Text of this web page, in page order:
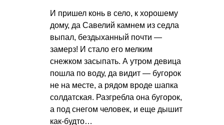
И пришел конь в село, к хорошему
дому, да Савелий камнем из седла
выпал, бездыханный почти —
замерз! И стало его мелким
снежком засыпать. А утром девица
пошла по воду, да видит — бугорок
не на месте, а рядом вроде шапка
солдатская. Разгребла она бугорок,
а под снегом человек, и еще дышит
как-будто…